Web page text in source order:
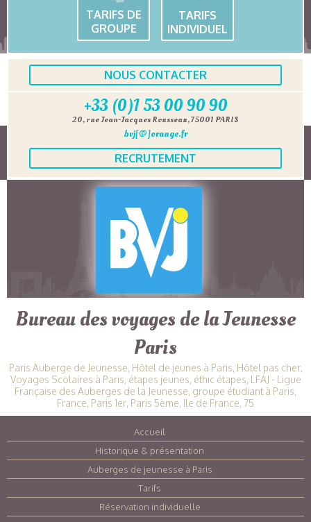
TARIFS DE
GROUPE
TARIFS
INDIVIDUEL
NOUS CONTACTER
+33 (0)1 53 00 90 90
20, rue Jean-Jacques Rousseau, 75001 PARIS
bvj[@]orange.fr
RECRUTEMENT
Bureau des voyages de la Jeunesse
Paris
Paris Auberge de Jeunesse, Hôtel de jeunes à Paris, Hôtel pas cher,
Voyages Scolaires à Paris, étapes jeunes, éthic étapes, LFAJ - Ligue
Française des Auberges de la Jeunesse, groupe étudiant à Paris,
France, Paris 1er, Paris 5ème, Ile de France, 75
Accueil
Historique & présentation
Auberges de jeunesse à Paris
Tarifs
Réservation individuelle